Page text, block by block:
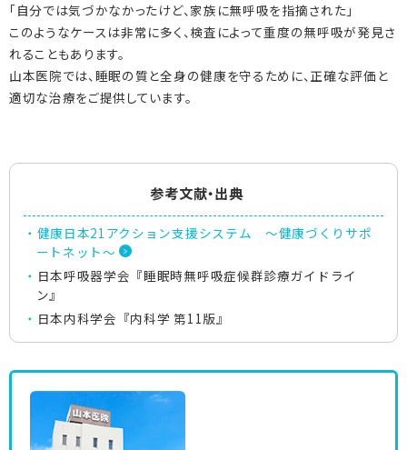
「自分では気づかなかったけど、家族に無呼吸を指摘された」
このようなケースは非常に多く、検査によって重度の無呼吸が発見さ
れることもあります。
山本医院では、睡眠の質と全身の健康を守るために、正確な評価と
適切な治療をご提供しています。
参考文献・出典
健康日本21アクション支援システム ～健康づくりサポ
ートネット～
日本呼吸器学会『睡眠時無呼吸症候群診療ガイドライ
ン』
日本内科学会『内科学 第11版』